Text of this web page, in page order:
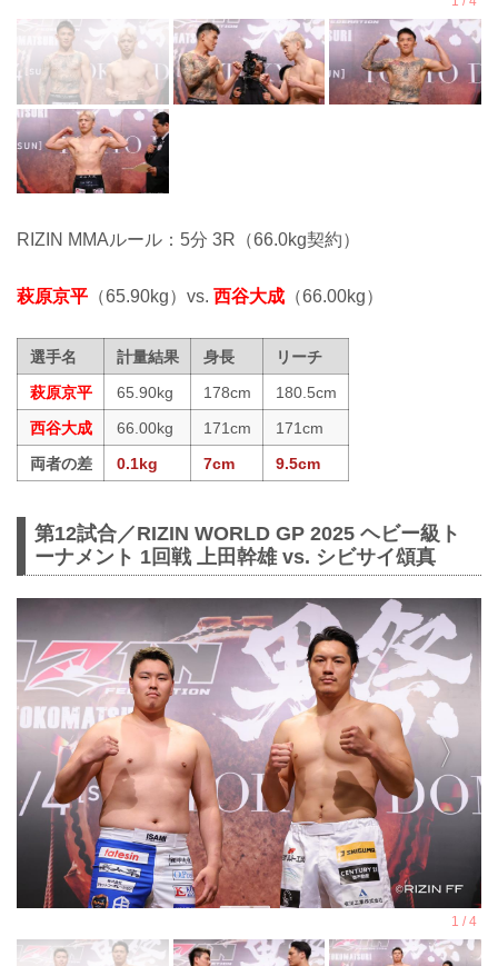
RIZIN MMAルール：5分 3R（66.0kg契約）
萩原京平 （65.90kg）vs. 西谷大成 （66.00kg）
選手名 計量結果 身長
リーチ
萩原京平
65.90kg 178cm
180.5cm
西谷大成
66.00kg 171cm
171cm
両者の差
0.1kg 7cm 9.5cm
第12試合／RIZIN WORLD GP 2025 ヘビー級ト
ーナメント 1回戦 上田幹雄 vs. シビサイ頌真